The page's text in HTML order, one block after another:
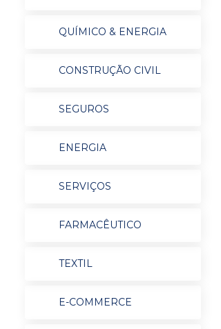
QUÍMICO & ENERGIA
CONSTRUÇÃO CIVIL
SEGUROS
ENERGIA
SERVIÇOS
FARMACÊUTICO
TEXTIL
E-COMMERCE